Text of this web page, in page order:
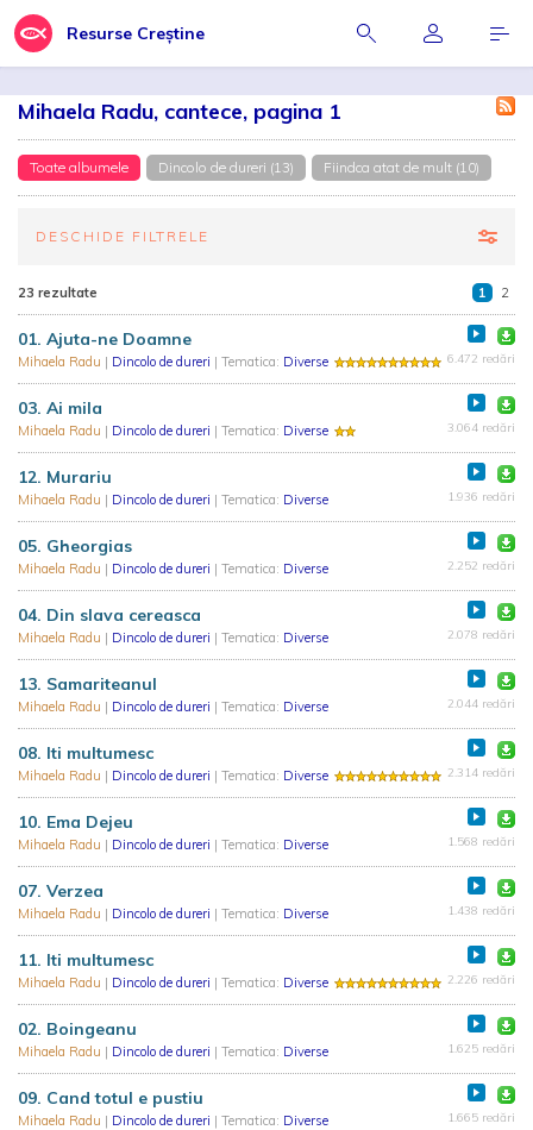
Resurse Creștine
Mihaela Radu, cantece, pagina 1
Toate albumele Dincolo de dureri (13) Fiindca atat de mult (10)
DESCHIDE FILTRELE
23 rezultate 1 2
01. Ajuta-ne Doamne
Mihaela Radu | Dincolo de dureri | Tematica: Diverse 6.472 redări
03. Ai mila
Mihaela Radu | Dincolo de dureri | Tematica: Diverse 3.064 redări
12. Murariu
Mihaela Radu | Dincolo de dureri | Tematica: Diverse 1.936 redări
05. Gheorgias
Mihaela Radu | Dincolo de dureri | Tematica: Diverse 2.252 redări
04. Din slava cereasca
Mihaela Radu | Dincolo de dureri | Tematica: Diverse 2.078 redări
13. Samariteanul
Mihaela Radu | Dincolo de dureri | Tematica: Diverse 2.044 redări
08. Iti multumesc
Mihaela Radu | Dincolo de dureri | Tematica: Diverse 2.314 redări
10. Ema Dejeu
Mihaela Radu | Dincolo de dureri | Tematica: Diverse 1.568 redări
07. Verzea
Mihaela Radu | Dincolo de dureri | Tematica: Diverse 1.438 redări
11. Iti multumesc
Mihaela Radu | Dincolo de dureri | Tematica: Diverse 2.226 redări
02. Boingeanu
Mihaela Radu | Dincolo de dureri | Tematica: Diverse 1.625 redări
09. Cand totul e pustiu
Mihaela Radu | Dincolo de dureri | Tematica: Diverse 1.665 redări